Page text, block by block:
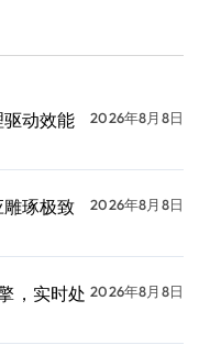
动效能
2026年8月8日
琢极致
2026年8月8日
，实时处 2026年8月8日